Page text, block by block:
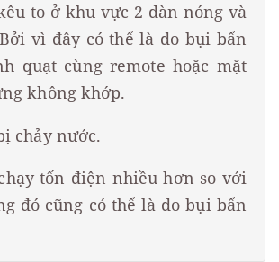
to ở khu vực 2 dàn nóng và
vì đây có thể là do bụi bẩn
quạt cùng remote hoặc mặt
không khớp.
chảy nước.
tốn điện nhiều hơn so với
đó cũng có thể là do bụi bẩn